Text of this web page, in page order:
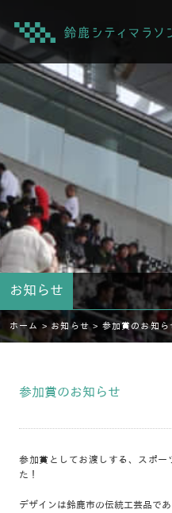
お知らせ
ホーム > お知らせ > 参加賞のお知ら
参加賞のお知らせ
参加賞としてお渡しする、スポ
た！
デザインは鈴鹿市の伝統工芸品であ